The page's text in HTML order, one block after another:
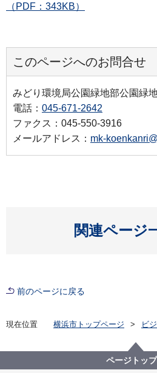
（PDF：343KB）
このページへのお問合せ
みどり環境局公園緑地部公園緑
電話： 045-671-2642
ファクス：045-550-3916
メールアドレス： mk-
関連ページ
開
前のページに戻る
現在位置 横浜市トップページ
ビ
緑化地域制度、緑化協議及
申請・届出などの押印の一
ページトッ